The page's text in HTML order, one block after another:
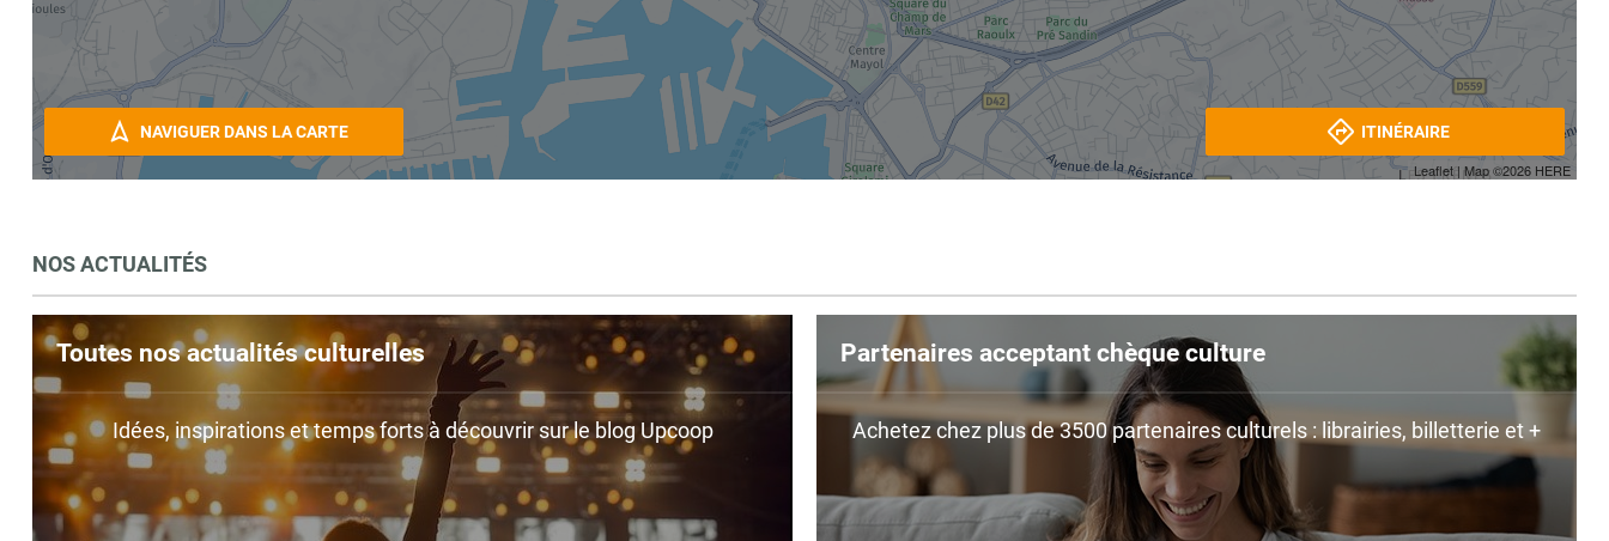
Leaflet | Map ©2026 HERE
NAVIGUER DANS LA CARTE ITINÉRAIRE
NOS ACTUALITÉS
Toutes nos actualités culturelles
Idées, inspirations et temps forts à découvrir sur le blog Upcoop
Partenaires acceptant chèque culture
Achetez chez plus de 3500 partenaires culturels : librairies, billetterie et +